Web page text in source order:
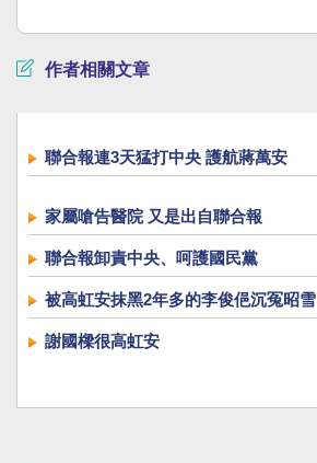
作者相關文章
聯合報連3天猛打中央 護航蔣萬安
家屬嗆告醫院 又是出自聯合報
聯合報卸責中央、呵護國民黨
被高虹安抹黑2年多的李俊俋沉冤昭雪
謝國樑很高虹安